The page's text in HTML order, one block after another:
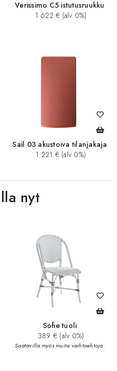
Verissimo C5 istutusruukku
1 622 € (alv 0%)
Sail 03 akustoiva tilanjakaja
1 221 € (alv 0%)
nyt
Sofie tuoli
389 € (alv 0%)
Saatavilla myös muita vaihtoehtoja.